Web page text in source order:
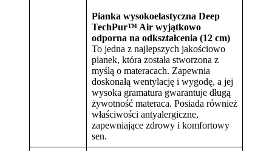
Pianka wysokoelastyczna Deep
TechPur™ Air wyjątkowo
odporna na odkształcenia (12 cm)
To jedna z najlepszych jakościowo
pianek, która została stworzona z
myślą o materacach. Zapewnia
doskonałą wentylację i wygodę, a jej
wysoka gramatura gwarantuje długą
żywotność materaca. Posiada również
właściwości antyalergiczne,
zapewniające zdrowy i komfortowy
sen.